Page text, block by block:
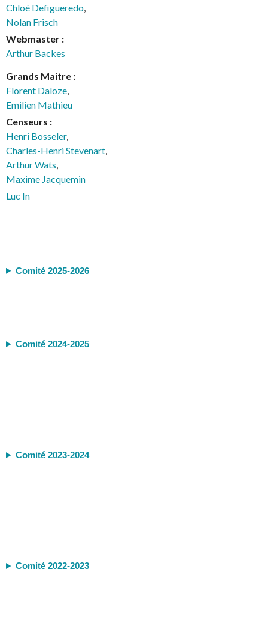
Chloé Defigueredo,
Nolan Frisch
Webmaster :
Arthur Backes
Grands Maitre :
Florent Daloze,
Emilien Mathieu
Censeurs :
Henri Bosseler,
Charles-Henri Stevenart,
Arthur Wats,
Maxime Jacquemin
Luc In
Comité 2025-2026
Comité 2024-2025
Comité 2023-2024
Comité 2022-2023